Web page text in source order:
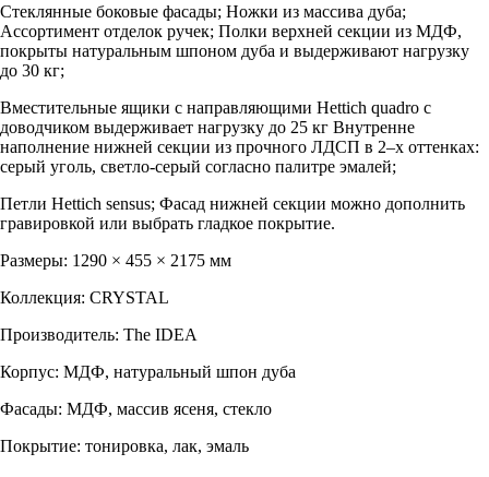
Стеклянные боковые фасады; Ножки из массива дуба;
Ассортимент отделок ручек; Полки верхней секции из МДФ,
покрыты натуральным шпоном дуба и выдерживают нагрузку
до 30 кг;
Вместительные ящики с направляющими Hettich quadro с
доводчиком выдерживает нагрузку до 25 кг Внутренне
наполнение нижней секции из прочного ЛДСП в 2–х оттенках:
серый уголь, светло-серый согласно палитре эмалей;
Петли Hettich sensus; Фасад нижней секции можно дополнить
гравировкой или выбрать гладкое покрытие.
Размеры: 1290 × 455 × 2175 мм
Коллекция: CRYSTAL
Производитель: The IDEA
Корпус: МДФ, натуральный шпон дуба
Фасады: МДФ, массив ясеня, стекло
Покрытие: тонировка, лак, эмаль